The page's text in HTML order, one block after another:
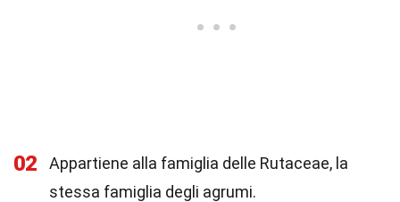
02
Appartiene alla famiglia delle Rutaceae, la
stessa famiglia degli agrumi.